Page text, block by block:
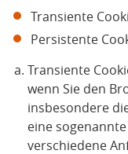
Transiente
Persistente
Transiente
wenn Sie den
insbesondere
eine
verschiedene